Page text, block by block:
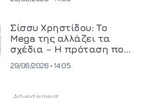
κινηματογραφική
και ανεβάζει τον πήχη
στην παραγωγή
οπτικοακουστικού
περιεχομένου
Σίσσυ Χρηστίδου: Το
Mega της αλλάζει τα
σχέδια – Η πρόταση που
29/06/2026 • 14:05